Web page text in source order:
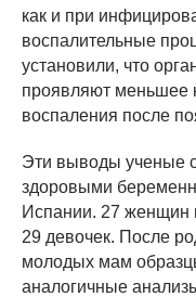
как и при
воспалительные
установили, что
проявляют меньшее
воспаления после
Эти выводы ученые
здоровыми
Испании. 27 женщин
29 девочек. После
молодых мам
аналогичные